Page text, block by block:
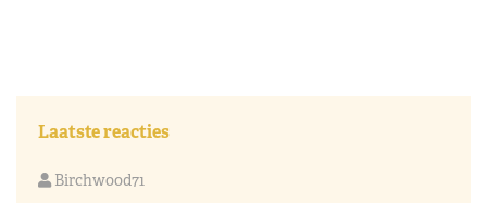
Laatste reacties
Birchwood71